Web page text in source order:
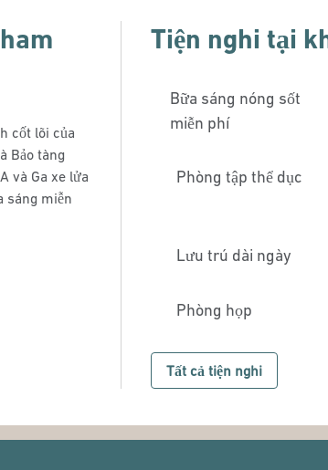
cốt lõi của
Bảo tàng
và Ga xe lửa
sáng miễn
Tiện nghi tại
Bữa sáng nóng sốt
miễn phí
Phòng tập thể dục
Lưu trú dài ngày
Phòng họp
Tất cả tiện nghi